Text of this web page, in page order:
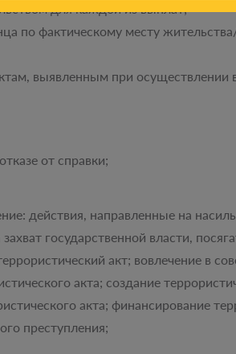
для каждой из выплат;
по фактическому месту
выявленным при осуществлении
от справки;
действия, направленные на
государственной власти,
акт; вовлечение в
акта; создание
акта; финансирование
преступления;